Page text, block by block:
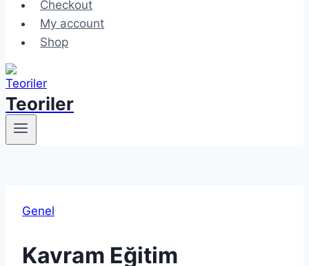
Checkout
My account
Shop
Teoriler
Genel
Kavram Eğitim